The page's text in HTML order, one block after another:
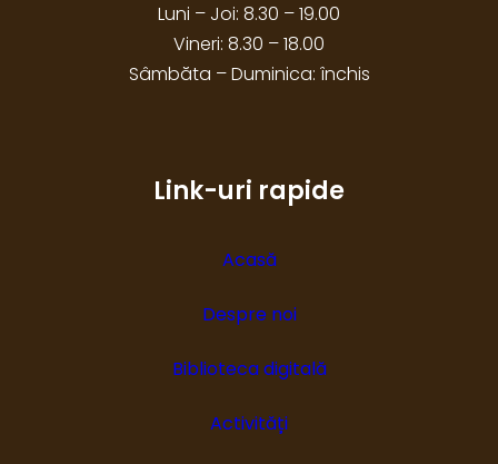
Luni – Joi: 8.30 – 19.00
Vineri: 8.30 – 18.00
Sâmbăta – Duminica: închis
Link-uri rapide
Acasă
Despre noi
Biblioteca digitală
Activități